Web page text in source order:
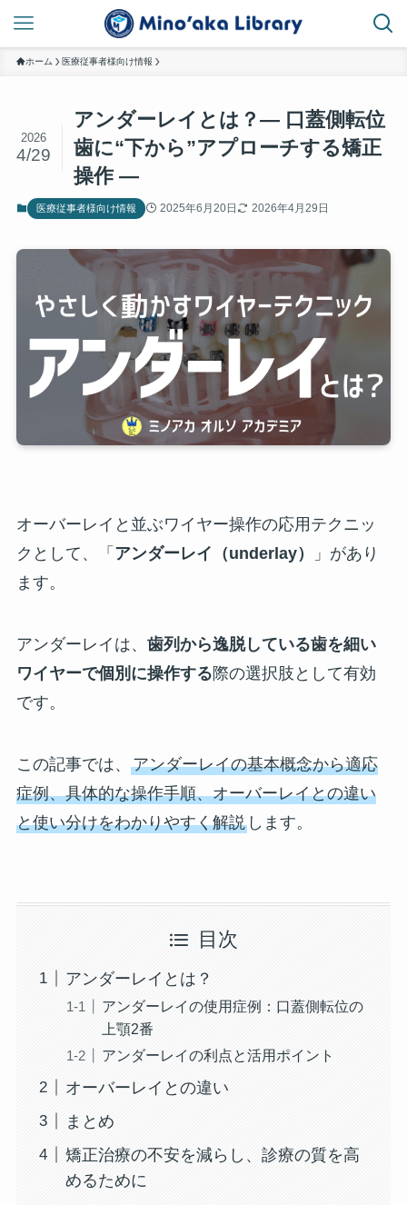
ホーム 医療従事者様向け情報
アンダーレイとは？— 口蓋側転位
歯に“下から”アプローチする矯正
操作 —
2026
4/29
医療従事者様向け情報 2025年6月20日 2026年4月29日
オーバーレイと並ぶワイヤー操作の応用テクニッ
クとして、「 アンダーレイ（underlay）
」があり
ます。
アンダーレイは、 歯列から逸脱している歯を細い
ワイヤーで個別に操作する際の選択肢として有効
です。
この記事では、 アンダーレイの基本概念から適応
症例、具体的な操作手順、オーバーレイとの違い
と使い分けをわかりやすく解説します。
目次
アンダーレイとは？
アンダーレイの使用症例：口蓋側転位の
上顎2番
アンダーレイの利点と活用ポイント
オーバーレイとの違い
まとめ
矯正治療の不安を減らし、診療の質を高
めるために